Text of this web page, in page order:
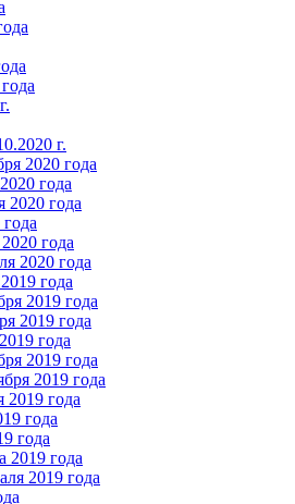
г.
2020 года
года
года
года
2020 года
года
2019 года
2019 года
года
2019 года
2019 года
года
года
года
года
2019 года